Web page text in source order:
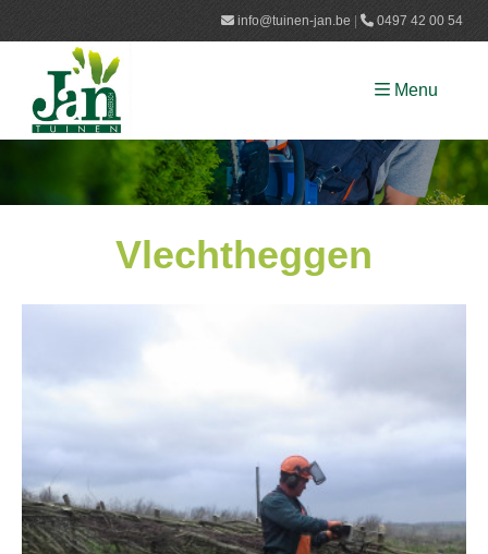
info@tuinen-jan.be​ 0497 42 00 54
Menu
Vlechtheggen